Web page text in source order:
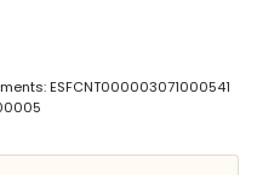
de 500 mètres de
ESFCNT000003071000541